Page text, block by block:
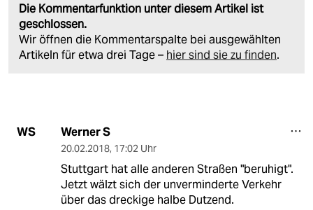
Die Kommentarfunktion unter diesem Artikel ist
geschlossen.
Wir öffnen die Kommentarspalte bei ausgewählten
Artikeln für etwa drei Tage – hier sind sie zu finden.
WS Werner S
20.02.2018, 17:02 Uhr
Stuttgart hat alle anderen Straßen "beruhigt".
Jetzt wälzt sich der unverminderte Verkehr
über das dreckige halbe Dutzend.